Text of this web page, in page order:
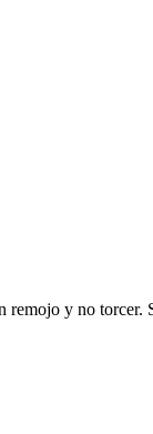
remojo y no torcer.